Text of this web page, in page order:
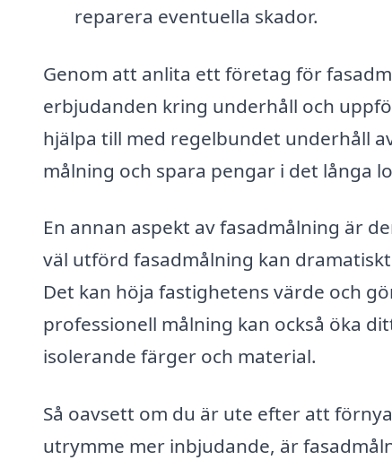
reparera eventuella skador.
Genom att anlita ett företag för
erbjudanden kring underhåll och
hjälpa till med regelbundet underhåll
målning och spara pengar i det långa
En annan aspekt av fasadmålning är
väl utförd fasadmålning kan
Det kan höja fastighetens värde och
professionell målning kan också öka
isolerande färger och material.
Så oavsett om du är ute efter att
utrymme mer inbjudande, är